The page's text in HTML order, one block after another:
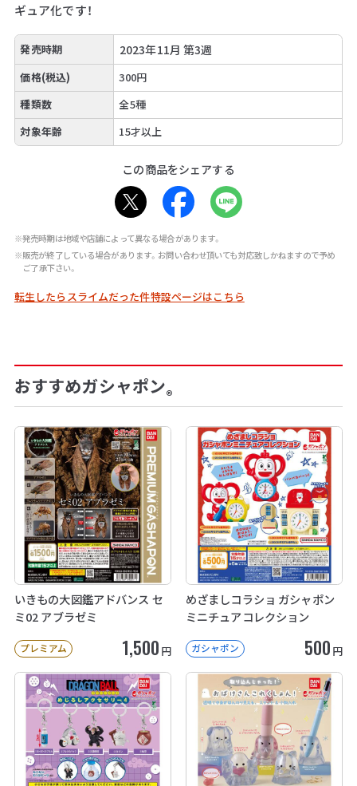
ギュア化です！
発売時期 2023年11月 第3週
価格(税込)
300円
種類数
全5種
対象年齢
15才以上
この商品をシェアする
※発売時期は地域や店舗によって異なる場合があります。
※販売が終了している場合があります。お問い合わせ頂いても対応致しかねますので予め
ご了承下さい。
転生したらスライムだった件特設ページはこちら
おすすめガシャポン®
いきもの大図鑑アドバンス セ
ミ02 アブラゼミ
プレミアム 1,500 円
めざましコラショ ガシャポン
ミニチュアコレクション
ガシャポン 500 円